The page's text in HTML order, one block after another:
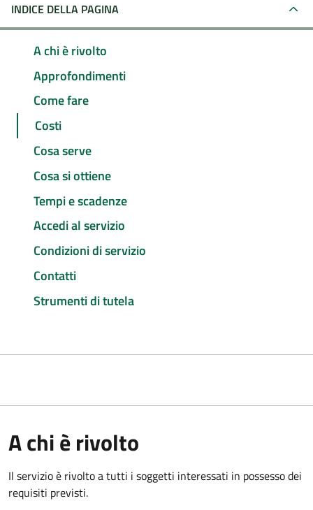
INDICE DELLA PAGINA
A chi è rivolto
Approfondimenti
Come fare
Costi
Cosa serve
Cosa si ottiene
Tempi e scadenze
Accedi al servizio
Condizioni di servizio
Contatti
Strumenti di tutela
A chi è rivolto
Il servizio è rivolto a tutti i soggetti interessati in possesso dei
requisiti previsti.